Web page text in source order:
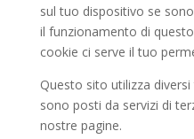
sul tuo dispositivo se
il funzionamento di
cookie ci serve il tuo
Questo sito utilizza
sono posti da servizi di
nostre pagine.